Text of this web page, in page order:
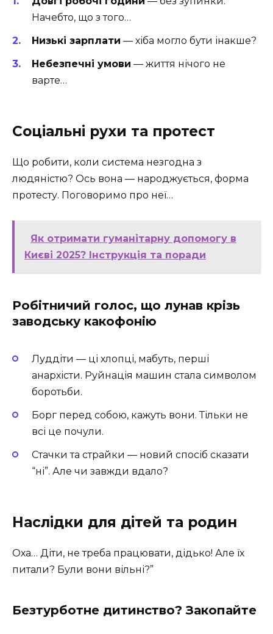
Начебто, що з того…
Низькі зарплати — хіба могло бути інакше?
Небезпечні умови — життя нічого не
варте…
Соціальні рухи та протест
Що робити, коли система незгодна з
людяністю? Ось вона — народжується, форма
протесту. Поговоримо про неї…
Як отримати гуманітарну допомогу в
Києві 2025? Інструкція та поради
Робітничий голос, що лунав крізь
заводську какофонію
Луддіти — ці хлопці, мабуть, перші
анархісти. Руйнація машин стала символом
боротьби.
Борг перед собою, кажуть вони. Тільки не
всі це почули.
Стачки та страйки — новий спосіб сказати
“ні”. Але чи завжди вдало?
Наслідки для дітей та родин
Оха… Діти, не треба працювати, дідько! Але їх
питали? Були вони вільні?”
Безтурботне дитинство? Закопайте